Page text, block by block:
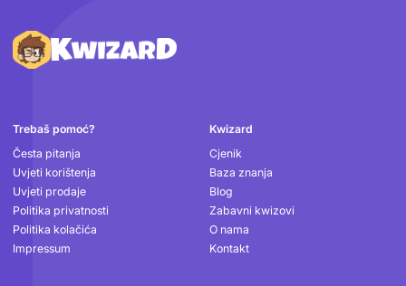
Podnožje
Trebaš pomoć?
Česta pitanja
Uvjeti korištenja
Uvjeti prodaje
Politika privatnosti
Politika kolačića
Impressum
Kwizard
Cjenik
Baza znanja
Blog
Zabavni kwizovi
O nama
Kontakt